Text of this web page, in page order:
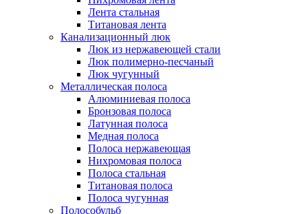
Лента стальная
Титановая лента
Канализационный люк
Люк из нержавеющей стали
Люк полимерно-песчаный
Люк чугунный
Металлическая полоса
Алюминиевая полоса
Бронзовая полоса
Латунная полоса
Медная полоса
Полоса нержавеющая
Нихромовая полоса
Полоса стальная
Титановая полоса
Полоса чугунная
Полособульб